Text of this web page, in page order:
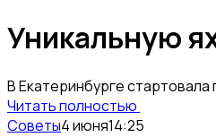
Уникальную
В Екатеринбурге
Читать полностью
Советы4 июня14:25